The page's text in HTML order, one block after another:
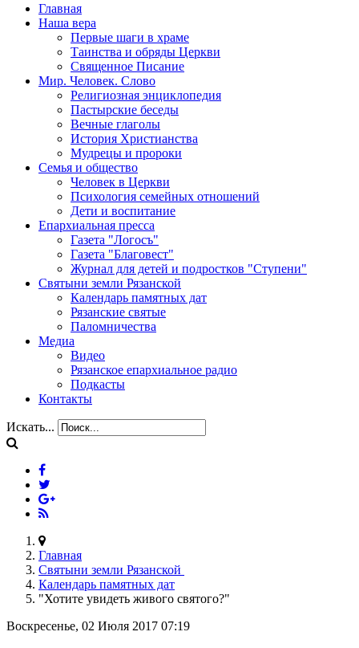
Главная
Наша вера
Первые шаги в храме
Таинства и обряды Церкви
Священное Писание
Мир. Человек. Слово
Религиозная энциклопедия
Пастырские беседы
Вечные глаголы
История Христианства
Мудрецы и пророки
Семья и общество
Человек в Церкви
Психология семейных отношений
Дети и воспитание
Епархиальная пресса
Газета "Логосъ"
Газета "Благовест"
Журнал для детей и подростков "Ступени"
Святыни земли Рязанской
Календарь памятных дат
Рязанские святые
Паломничества
Медиа
Видео
Рязанское епархиальное радио
Подкасты
Контакты
Искать...
Главная
Святыни земли Рязанской
Календарь памятных дат
"Хотите увидеть живого святого?"
Воскресенье, 02 Июля 2017 07:19